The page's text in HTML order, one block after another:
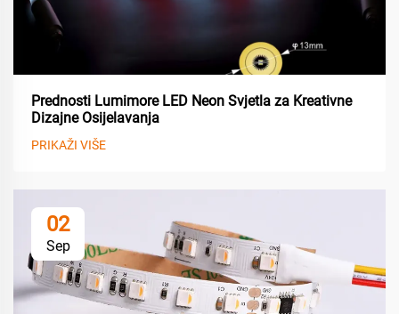
Prednosti Lumimore LED Neon Svjetla za Kreativne
Dizajne Osijelavanja
PRIKAŽI VIŠE
02
Sep